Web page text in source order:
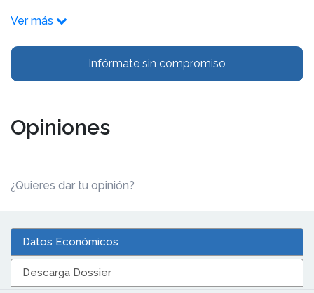
Ver más
Infórmate sin compromiso
Opiniones
¿Quieres dar tu opinión?
Datos Económicos
Descarga Dossier